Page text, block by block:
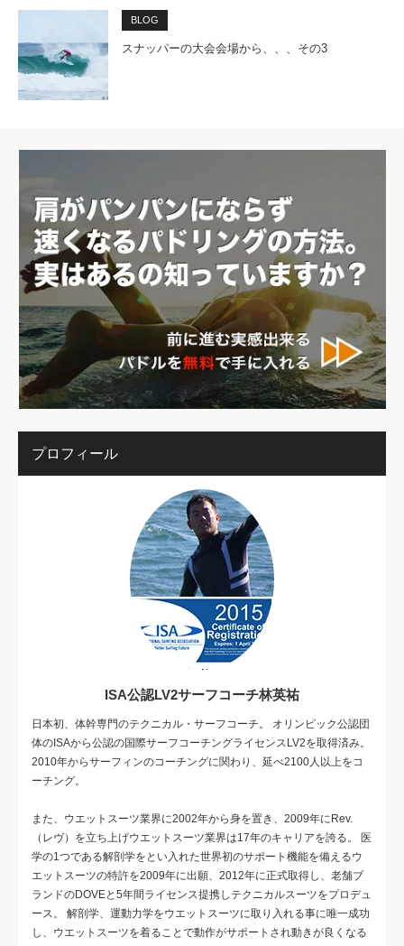
BLOG
スナッパーの大会会場から、、、その3
プロフィール
ISA公認LV2サーフコーチ林英祐
日本初、体幹専門のテクニカル・サーフコーチ。 オリンピック公認団
体のISAから公認の国際サーフコーチングライセンスLV2を取得済み。
2010年からサーフィンのコーチングに関わり、延べ2100人以上をコ
ーチング。
また、ウエットスーツ業界に2002年から身を置き、2009年にRev.
（レヴ）を立ち上げウエットスーツ業界は17年のキャリアを誇る。 医
学の1つである解剖学をとい入れた世界初のサポート機能を備えるウ
エットスーツの特許を2009年に出願、2012年に正式取得し、老舗ブ
ランドのDOVEと5年間ライセンス提携しテクニカルスーツをプロデュ
ース。 解剖学、運動力学をウエットスーツに取り入れる事に唯一成功
し、ウエットスーツを着ることで動作がサポートされ動きが良くなる